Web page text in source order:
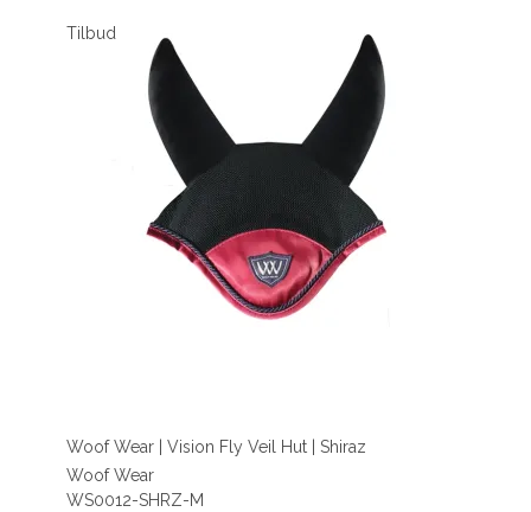
Tilbud
Woof Wear | Vision Fly Veil Hut | Shiraz
Woof Wear
WS0012-SHRZ-M